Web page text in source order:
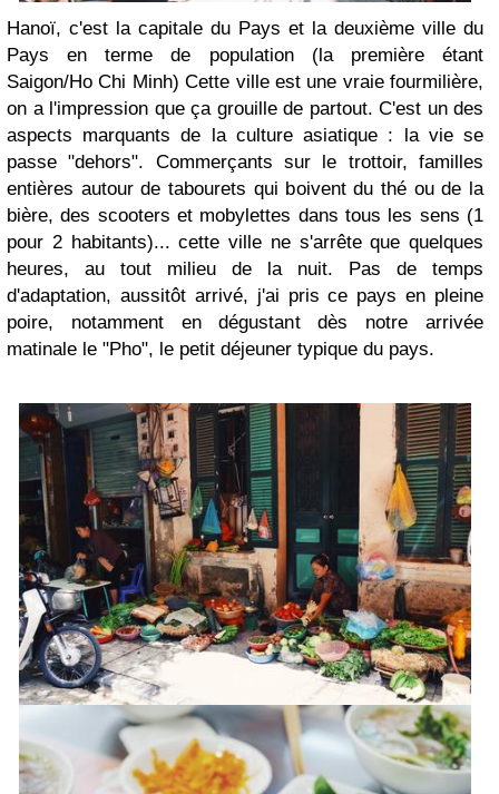
Hanoï, c'est la capitale du Pays et la deuxième ville du
Pays en terme de population (la première étant
Saigon/Ho Chi Minh) Cette ville est une vraie fourmilière,
on a l'impression que ça grouille de partout. C'est un des
aspects marquants de la culture asiatique : la vie se
passe "dehors". Commerçants sur le trottoir, familles
entières autour de tabourets qui boivent du thé ou de la
bière, des scooters et mobylettes dans tous les sens (1
pour 2 habitants)... cette ville ne s'arrête que quelques
heures, au tout milieu de la nuit. Pas de temps
d'adaptation, aussitôt arrivé, j'ai pris ce pays en pleine
poire, notamment en dégustant dès notre arrivée
matinale le "Pho", le petit déjeuner typique du pays.